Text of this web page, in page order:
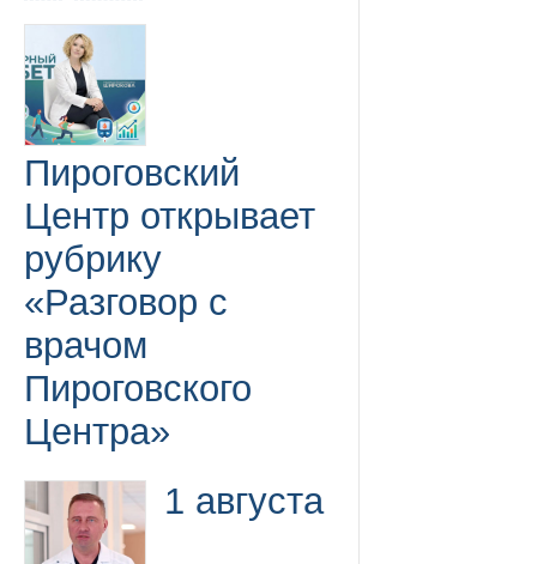
Пироговский
Центр открывает
рубрику
«Разговор с
врачом
Пироговского
Центра»
1 августа